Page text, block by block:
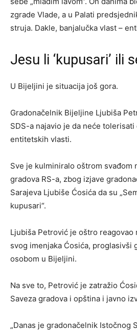
zgrade Vlade, a u Palati
struja. Dakle, banjalučka vlast –
Jesu li ‘kupusari’ ili
U Bijeljini je situacija još gora.
Gradonačelnik Bijeljine Ljubiša
SDS-a najavio je da neće tolerisati
entitetskih vlasti.
Sve je kulminiralo oštrom svađom
gradova RS-a, zbog izjave
Sarajeva Ljubiše Ćosića da su
kupusari“.
Ljubiša Petrović je oštro reagovao
svog imenjaka Ćosića, proglasivši
osobom u Bijeljini.
Na sve to, Petrović je zatražio
Saveza gradova i opština i javno
„Danas je gradonačelnik Istočnog